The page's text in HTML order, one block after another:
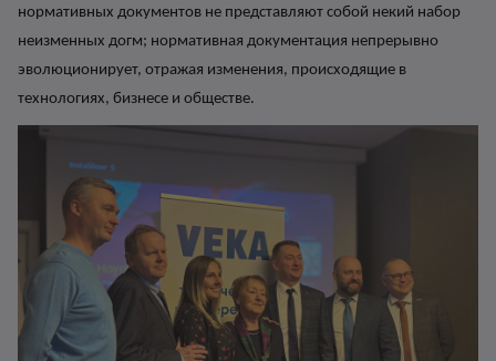
нормативных документов не представляют собой некий набор
неизменных догм; нормативная документация непрерывно
эволюционирует, отражая изменения, происходящие в
технологиях, бизнесе и обществе.